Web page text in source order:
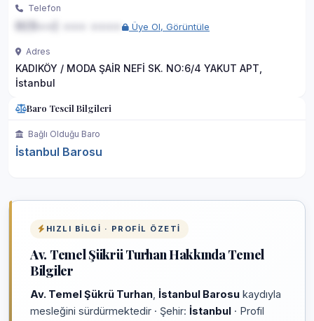
Telefon
Üye Ol, Görüntüle
Adres
KADIKÖY / MODA ŞAİR NEFİ SK. NO:6/4 YAKUT APT,
İstanbul
Baro Tescil Bilgileri
Bağlı Olduğu Baro
İstanbul Barosu
HIZLI BILGI · PROFIL ÖZETI
Av. Temel Şükrü Turhan Hakkında Temel
Bilgiler
Av. Temel Şükrü Turhan İstanbul Barosu kaydıyla
mesleğini sürdürmektedir · Şehir: İstanbul · Profil